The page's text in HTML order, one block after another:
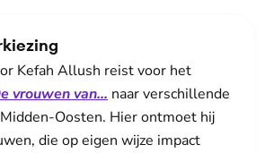
Kefah Allush reist voor het
vrouwen van... naar verschillende
Oosten. Hier ontmoet hij
die op eigen wijze impact